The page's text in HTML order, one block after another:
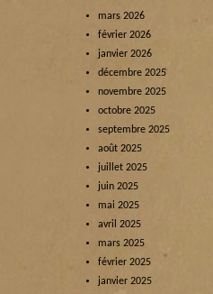
mars 2026
février 2026
janvier 2026
décembre 2025
novembre 2025
octobre 2025
septembre 2025
août 2025
juillet 2025
juin 2025
mai 2025
avril 2025
mars 2025
février 2025
janvier 2025